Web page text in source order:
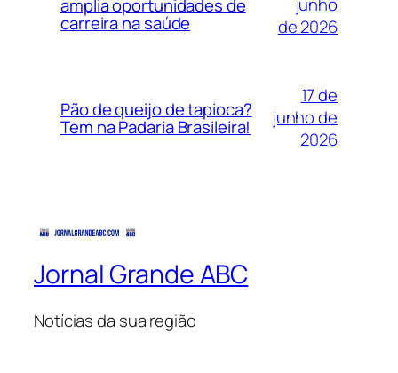
amplia oportunidades de
carreira na saúde
junho
de 2026
Pão de queijo de tapioca?
Tem na Padaria Brasileira!
17 de
junho de
2026
Jornal Grande ABC
Notícias da sua região